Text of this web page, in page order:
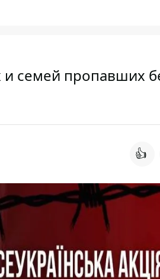
семей пропавших
👍